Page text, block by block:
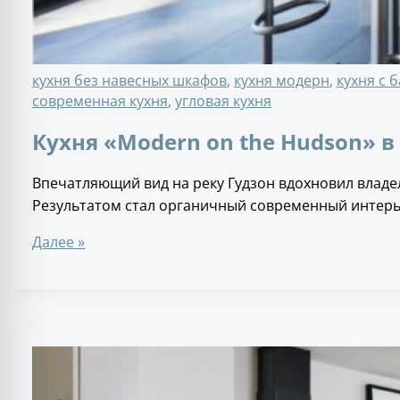
кухня без навесных шкафов, кухня модерн, кухня с
современная кухня, угловая кухня
Кухня «Modern on the Hudson»
Впечатляющий вид на реку Гудзон вдохновил
Результатом стал органичный современный
Далее »